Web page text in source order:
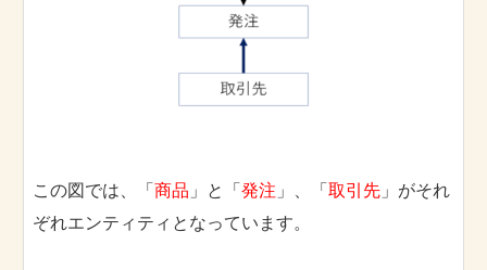
この図では、「商品 」と「発注 」、「取引先 」がそれ
ぞれエンティティとなっています。